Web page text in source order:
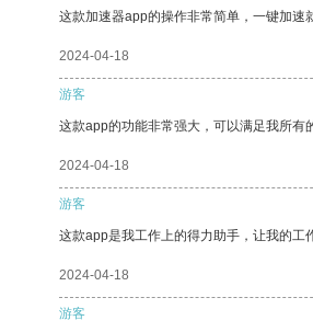
这款加速器app的操作非常简单，一键加速
2024-04-18
游客
这款app的功能非常强大，可以满足我所有
2024-04-18
游客
这款app是我工作上的得力助手，让我的工
2024-04-18
游客